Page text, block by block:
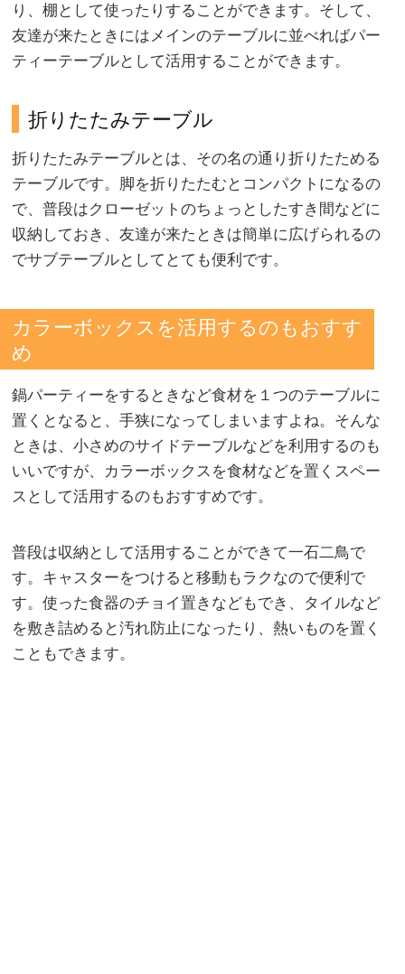
り、棚として使ったりすることができます。そして、
友達が来たときにはメインのテーブルに並べればパー
ティーテーブルとして活用することができます。
折りたたみテーブル
折りたたみテーブルとは、その名の通り折りたためる
テーブルです。脚を折りたたむとコンパクトになるの
で、普段はクローゼットのちょっとしたすき間などに
収納しておき、友達が来たときは簡単に広げられるの
でサブテーブルとしてとても便利です。
カラーボックスを活用するのもおすす
め
鍋パーティーをするときなど食材を１つのテーブルに
置くとなると、手狭になってしまいますよね。そんな
ときは、小さめのサイドテーブルなどを利用するのも
いいですが、カラーボックスを食材などを置くスペー
スとして活用するのもおすすめです。
普段は収納として活用することができて一石二鳥で
す。キャスターをつけると移動もラクなので便利で
す。使った食器のチョイ置きなどもでき、タイルなど
を敷き詰めると汚れ防止になったり、熱いものを置く
こともできます。